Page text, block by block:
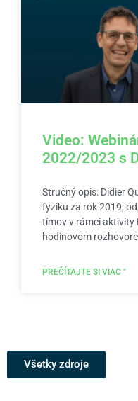
Video:
2022/2023 s
Stručný opis: Didier
fyziku za rok 2019,
tímov v rámci aktivity
hodinovom
PREČÍTAJTE SI VIAC "
Všetky zdroje